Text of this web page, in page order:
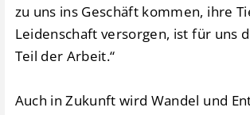
zu uns ins Geschäft kommen, ihre
Leidenschaft versorgen, ist für uns
Teil der Arbeit.“
Auch in Zukunft wird Wandel und